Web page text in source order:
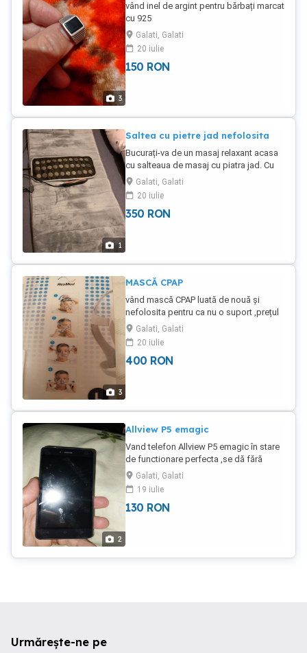
3
vând inel de argint pentru bărbați marcat
cu 925
Galati, Galati
20 iulie
150 RON
1
Saltea cu pietre jad nefolosita
Bucurați-va de un masaj relaxant acasa
cu salteaua de masaj cu piatra jad. Cu
ajutorul celor 3 trepte de viteza, puteti
ameliora rigiditatea musculara, fie ca
este vorba de dureri cervicale, de spate
sau lombare. Datorita functiei sale de
pentru a va masa capul, spatele, zona
cervicala sau lombara. Cu geanta
inclusa o puteti lua cu usurinta oriunde
cu dvs. Caracteristicile produsului:
Dimensiune totala: 161x51 cm
Dimensiune perna pentru zona
cervicala: 27x51x10 cm Dimensiune
cm Lungime cablu: 2 m Dimensiune
Greutate pachet: 3,3 kg
Galati, Galati
20 iulie
350 RON
3
MASCĂ CPAP
vând mască CPAP luată de nouă și
nefolosita pentru ca nu o suport ,prețul
e fixGalati, Galati
20 iulie
400 RON
2
Allview P5 emagic
Vand telefon Allview P5 emagic în stare
de functionare perfecta ,se dă fără
încărcător
Galati, Galati
19 iulie
130 RON
Urmărește-ne pe